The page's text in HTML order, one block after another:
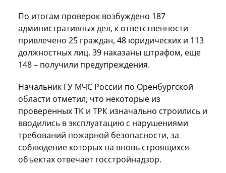
По итогам проверок возбуждено 187
административных дел, к ответственности
привлечено 25 граждан, 48 юридических и 113
должностных лиц. 39 наказаны штрафом, еще
148 – получили предупреждения.
Начальник ГУ МЧС России по Оренбургской
области отметил, что некоторые из
проверенных ТК и ТРК изначально строились и
вводились в эксплуатацию с нарушениями
требований пожарной безопасности, за
соблюдение которых на вновь строящихся
объектах отвечает госстройнадзор.